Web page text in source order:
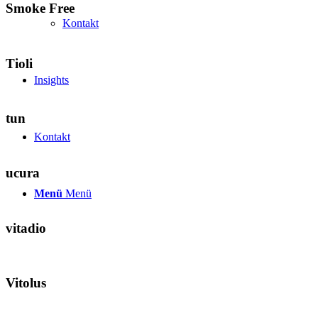
Kontakt
Insights
Kontakt
Menü Menü
Smoke Free
Tioli
tun
ucura
vitadio
Vitolus